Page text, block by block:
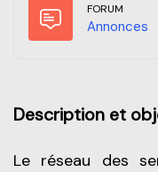
FORUM
Annonces
Description et
Le réseau des